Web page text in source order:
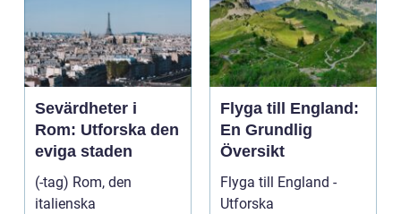
Sevärdheter i
Rom: Utforska den
eviga staden
(-tag) Rom, den
italienska
Flyga till England:
En Grundlig
Översikt
Flyga till England -
Utforska